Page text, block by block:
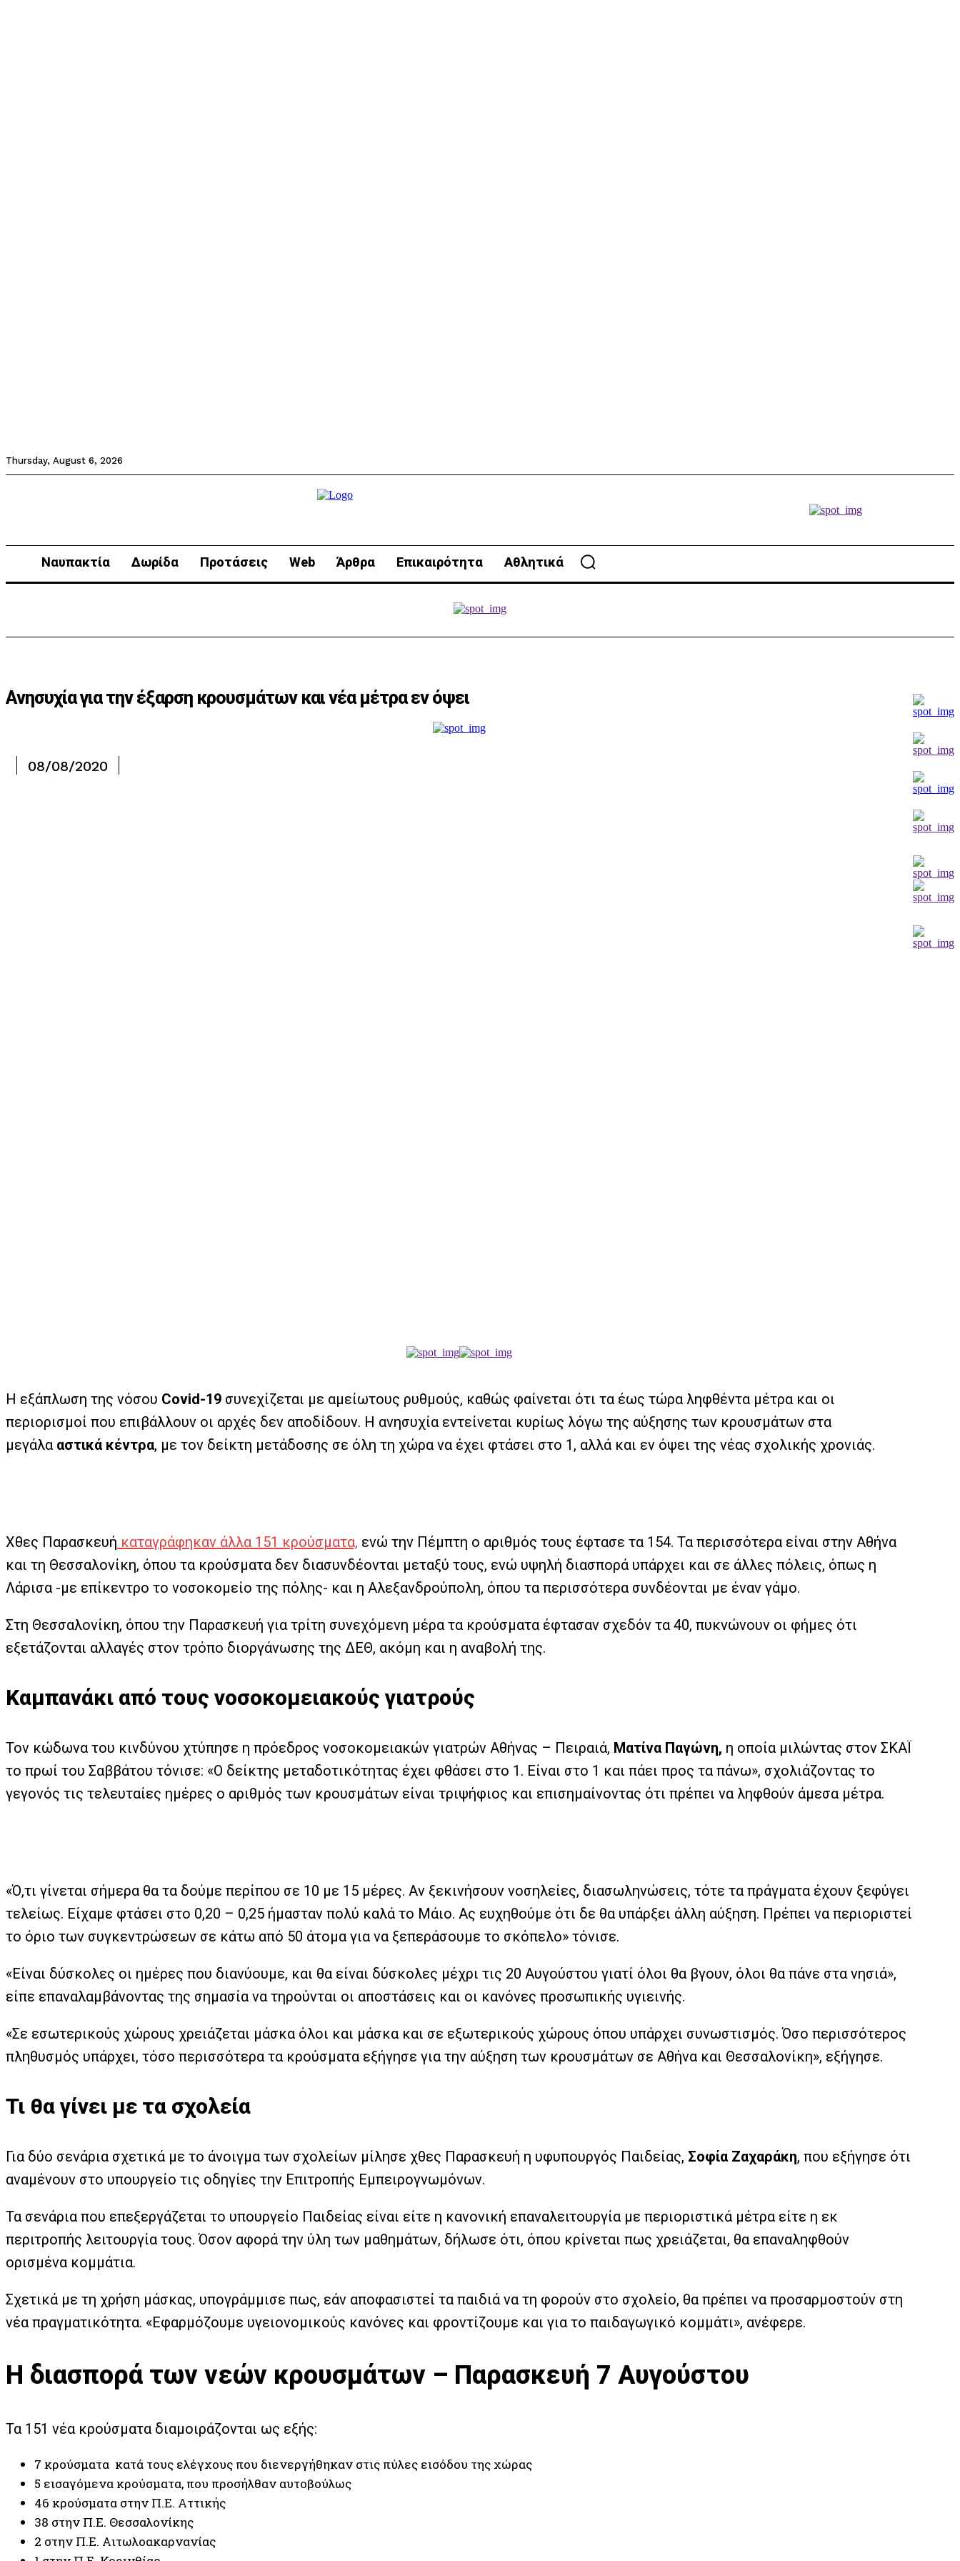
Thursday, August 6, 2026
Ναυπακτία Δωρίδα Προτάσεις Web Άρθρα Επικαιρότητα Αθλητικά
Aνησυχία για την έξαρση κρουσμάτων και νέα μέτρα εν όψει
08/08/2020
Η εξάπλωση της νόσου Covid-19 συνεχίζεται με αμείωτους ρυθμούς, καθώς φαίνεται ότι τα έως τώρα ληφθέντα μέτρα και οι
περιορισμοί που επιβάλλουν οι αρχές δεν αποδίδουν. Η ανησυχία εντείνεται κυρίως λόγω της αύξησης των κρουσμάτων στα
μεγάλα αστικά κέντρα, με τον δείκτη μετάδοσης σε όλη τη χώρα να έχει φτάσει στο 1, αλλά και εν όψει της νέας σχολικής χρονιάς.
Χθες Παρασκευή καταγράφηκαν άλλα 151 κρούσματα, ενώ την Πέμπτη ο αριθμός τους έφτασε τα 154. Τα περισσότερα είναι στην Αθήνα
και τη Θεσσαλονίκη, όπου τα κρούσματα δεν διασυνδέονται μεταξύ τους, ενώ υψηλή διασπορά υπάρχει και σε άλλες πόλεις, όπως η
Λάρισα -με επίκεντρο το νοσοκομείο της πόλης- και η Αλεξανδρούπολη, όπου τα περισσότερα συνδέονται με έναν γάμο.
Στη Θεσσαλονίκη, όπου την Παρασκευή για τρίτη συνεχόμενη μέρα τα κρούσματα έφτασαν σχεδόν τα 40, πυκνώνουν οι φήμες ότι
εξετάζονται αλλαγές στον τρόπο διοργάνωσης της ΔΕΘ, ακόμη και η αναβολή της.
Καμπανάκι από τους νοσοκομειακούς γιατρούς
Τον κώδωνα του κινδύνου χτύπησε η πρόεδρος νοσοκομειακών γιατρών Αθήνας – Πειραιά, Ματίνα Παγώνη, η οποία μιλώντας στον ΣΚΑΪ
το πρωί του Σαββάτου τόνισε: «Ο δείκτης μεταδοτικότητας έχει φθάσει στο 1. Είναι στο 1 και πάει προς τα πάνω», σχολιάζοντας το
γεγονός τις τελευταίες ημέρες ο αριθμός των κρουσμάτων είναι τριψήφιος και επισημαίνοντας ότι πρέπει να ληφθούν άμεσα μέτρα.
«Ό,τι γίνεται σήμερα θα τα δούμε περίπου σε 10 με 15 μέρες. Αν ξεκινήσουν νοσηλείες, διασωληνώσεις, τότε τα πράγματα έχουν ξεφύγει
τελείως. Είχαμε φτάσει στο 0,20 – 0,25 ήμασταν πολύ καλά το Μάιο. Ας ευχηθούμε ότι δε θα υπάρξει άλλη αύξηση. Πρέπει να περιοριστεί
το όριο των συγκεντρώσεων σε κάτω από 50 άτομα για να ξεπεράσουμε το σκόπελο» τόνισε.
«Είναι δύσκολες οι ημέρες που διανύουμε, και θα είναι δύσκολες μέχρι τις 20 Αυγούστου γιατί όλοι θα βγουν, όλοι θα πάνε στα νησιά»,
είπε επαναλαμβάνοντας της σημασία να τηρούνται οι αποστάσεις και οι κανόνες προσωπικής υγιεινής.
«Σε εσωτερικούς χώρους χρειάζεται μάσκα όλοι και μάσκα και σε εξωτερικούς χώρους όπου υπάρχει συνωστισμός. Όσο περισσότερος
πληθυσμός υπάρχει, τόσο περισσότερα τα κρούσματα εξήγησε για την αύξηση των κρουσμάτων σε Αθήνα και Θεσσαλονίκη», εξήγησε.
Τι θα γίνει με τα σχολεία
Για δύο σενάρια σχετικά με το άνοιγμα των σχολείων μίλησε χθες Παρασκευή η υφυπουργός Παιδείας, Σοφία Ζαχαράκη, που εξήγησε ότι
αναμένουν στο υπουργείο τις οδηγίες την Επιτροπής Εμπειρογνωμόνων.
Τα σενάρια που επεξεργάζεται το υπουργείο Παιδείας είναι είτε η κανονική επαναλειτουργία με περιοριστικά μέτρα είτε η εκ
περιτροπής λειτουργία τους. Όσον αφορά την ύλη των μαθημάτων, δήλωσε ότι, όπου κρίνεται πως χρειάζεται, θα επαναληφθούν
ορισμένα κομμάτια.
Σχετικά με τη χρήση μάσκας, υπογράμμισε πως, εάν αποφασιστεί τα παιδιά να τη φορούν στο σχολείο, θα πρέπει να προσαρμοστούν στη
νέα πραγματικότητα. «Εφαρμόζουμε υγειονομικούς κανόνες και φροντίζουμε και για το παιδαγωγικό κομμάτι», ανέφερε.
Η διασπορά των νεών κρουσμάτων – Παρασκευή 7 Αυγούστου
Τα 151 νέα κρούσματα διαμοιράζονται ως εξής:
7 κρούσματα κατά τους ελέγχους που διενεργήθηκαν στις πύλες εισόδου της χώρας
5 εισαγόμενα κρούσματα, που προσήλθαν αυτοβούλως
46 κρούσματα στην Π.Ε. Αττικής
38 στην Π.Ε. Θεσσαλονίκης
2 στην Π.Ε. Αιτωλοακαρνανίας